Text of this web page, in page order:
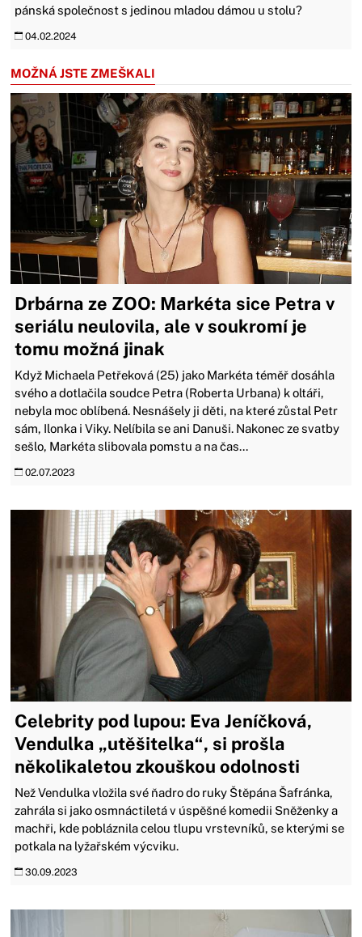
pánská společnost s jedinou mladou dámou u stolu?
04.02.2024
MOŽNÁ JSTE ZMEŠKALI
Drbárna ze ZOO: Markéta sice Petra v
seriálu neulovila, ale v soukromí je
tomu možná jinak
Když Michaela Petřeková (25) jako Markéta téměř dosáhla
svého a dotlačila soudce Petra (Roberta Urbana) k oltáři,
nebyla moc oblíbená. Nesnášely ji děti, na které zůstal Petr
sám, Ilonka i Viky. Nelíbila se ani Danuši. Nakonec ze svatby
sešlo, Markéta slibovala pomstu a na čas...
02.07.2023
Celebrity pod lupou: Eva Jeníčková,
Vendulka „utěšitelka“, si prošla
několikaletou zkouškou odolnosti
Než Vendulka vložila své ňadro do ruky Štěpána Šafránka,
zahrála si jako osmnáctiletá v úspěšné komedii Sněženky a
machři, kde pobláznila celou tlupu vrstevníků, se kterými se
potkala na lyžařském výcviku.
30.09.2023